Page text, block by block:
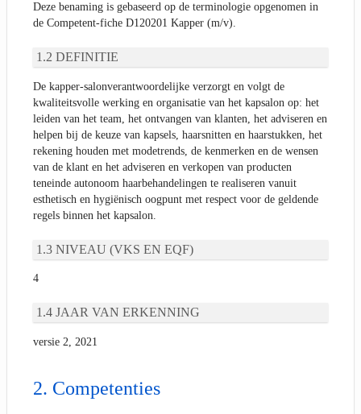
Deze benaming is gebaseerd op de terminologie opgenomen in
de Competent-fiche D120201 Kapper (m/v).
DEFINITIE
De kapper-salonverantwoordelijke verzorgt en volgt de
kwaliteitsvolle werking en organisatie van het kapsalon op: het
leiden van het team, het ontvangen van klanten, het adviseren en
helpen bij de keuze van kapsels, haarsnitten en haarstukken, het
rekening houden met modetrends, de kenmerken en de wensen
van de klant en het adviseren en verkopen van producten
teneinde autonoom haarbehandelingen te realiseren vanuit
esthetisch en hygiënisch oogpunt met respect voor de geldende
regels binnen het kapsalon.
NIVEAU (VKS EN EQF)
4
JAAR VAN ERKENNING
versie 2, 2021
Competenties